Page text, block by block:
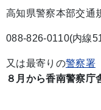
高知県警察本部交通
088-826-0110(内線
又は最寄りの警察署
８月から香南警察庁